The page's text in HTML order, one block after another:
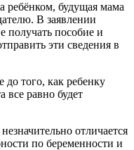
ребёнком, будущая мама
В заявлении
получать пособие и
эти сведения в
до того, как ребенку
все равно будет
отличается
по беременности и